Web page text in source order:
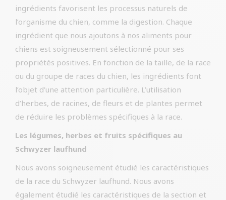
ingrédients favorisent les processus naturels de
l’organisme du chien, comme la digestion. Chaque
ingrédient que nous ajoutons à nos aliments pour
chiens est soigneusement sélectionné pour ses
propriétés positives. En fonction de la taille, de la race
ou du groupe de races du chien, les ingrédients font
l’objet d’une attention particulière. L’utilisation
d’herbes, de racines, de fleurs et de plantes permet
de réduire les problèmes spécifiques à la race.
Les légumes, herbes et fruits spécifiques au
Schwyzer laufhund
Nous avons soigneusement étudié les caractéristiques
de la race du Schwyzer laufhund. Nous avons
également étudié les caractéristiques de la section et